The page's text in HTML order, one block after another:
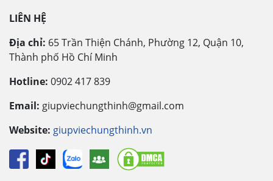
LIÊN HỆ
Địa chỉ: 65 Trần Thiện Chánh, Phường 12, Quận 10,
Thành phố Hồ Chí Minh
Hotline: 0902 417 839
Email: giupviechungthinh@gmail.com
Website: giupviechungthinh.vn